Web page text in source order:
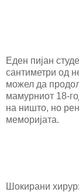
Еден пијан
сантиметри од
можел да
мамурниот 18-
на ништо, но
меморијата.
Шокирани